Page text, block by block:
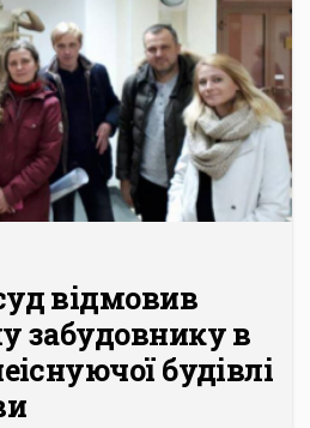
відмовив
забудовнику в
будівлі